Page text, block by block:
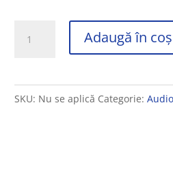
uri
pentru
Adaugă în coș
SKU: Nu se aplică Categorie: